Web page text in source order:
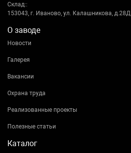
Склад::
153043, г. Иваново, ул. Калашникова, д.28Д
О заводе
Новости
Галерея
Вакансии
Охрана труда
Реализованные проекты
Полезные статьи
Каталог